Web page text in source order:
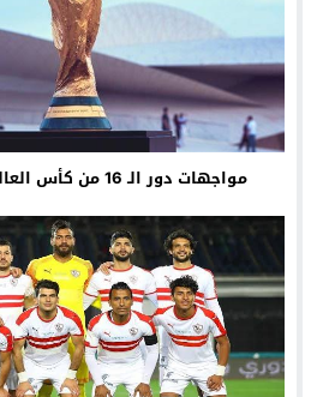
مواجهات دور الـ 16 من كأس العالم 2022 (تفاصيل)